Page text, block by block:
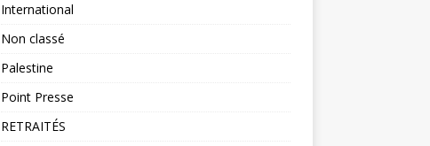
International
Non classé
Palestine
Point Presse
RETRAITÉS